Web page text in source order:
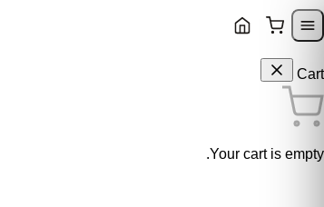
Skip to navigation
Cart
Your cart is empty.